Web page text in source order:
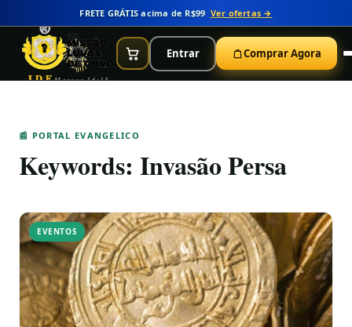
FRETE GRÁTIS acima de R$99 Ver ofertas →
IDEMarcos 16:15
Entrar Comprar Agora
📰 PORTAL EVANGELICO
Keywords: Invasão Persa
EVENTOS